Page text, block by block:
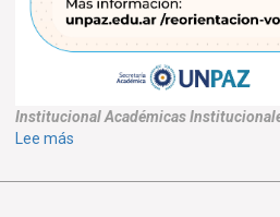
InstitucionalAcadémicas
Lee más
DE